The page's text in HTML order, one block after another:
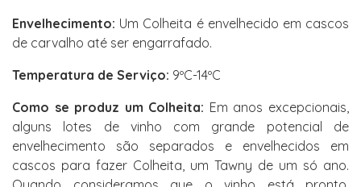
Envelhecimento: Um Colheita é envelhecido em cascos
de carvalho até ser engarrafado.
Temperatura de Serviço: 9ºC-14ºC
Como se produz um Colheita: Em anos excepcionais,
alguns lotes de vinho com grande potencial de
envelhecimento são separados e envelhecidos em
cascos para fazer Colheita, um Tawny de um só ano.